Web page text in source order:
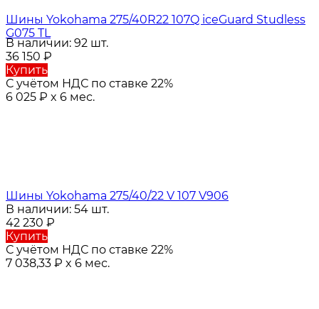
Шины Yokohama 275/40R22 107Q iceGuard Studless
G075 TL
В наличии: 92 шт.
36 150 ₽
Купить
С учётом НДС по ставке 22%
6 025 ₽ x 6 мес.
Шины Yokohama 275/40/22 V 107 V906
В наличии: 54 шт.
42 230 ₽
Купить
С учётом НДС по ставке 22%
7 038,33 ₽ x 6 мес.